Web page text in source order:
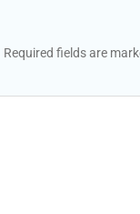
Required fields are